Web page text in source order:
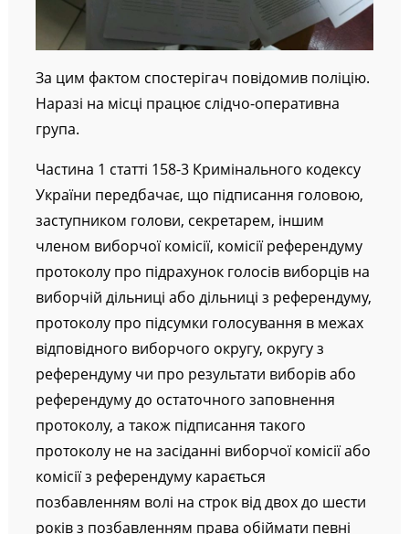
За цим фактом спостерігач повідомив поліцію.
Наразі на місці працює слідчо-оперативна
Частина 1 статті 158-3 Кримінального кодексу
України передбачає, що підписання головою,
заступником голови, секретарем, іншим
членом виборчої комісії, комісії референдуму
протоколу про підрахунок голосів виборців на
виборчій дільниці або дільниці з референдуму,
протоколу про підсумки голосування в межах
відповідного виборчого округу, округу з
референдуму чи про результати виборів або
референдуму до остаточного заповнення
протоколу, а також підписання такого
протоколу не на засіданні виборчої комісії або
комісії з референдуму карається
позбавленням волі на строк від двох до шести